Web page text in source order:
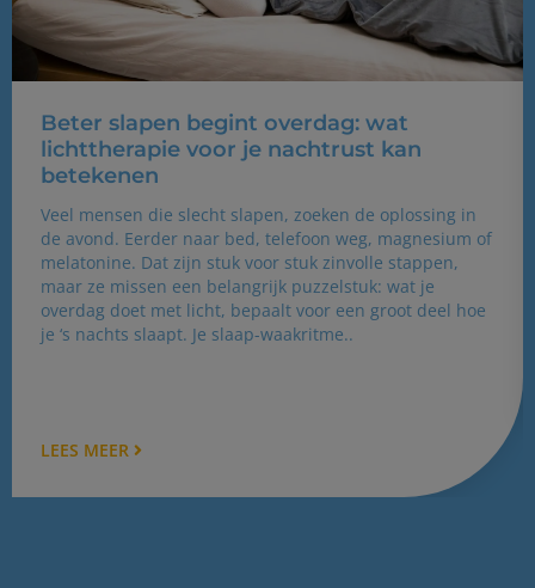
Beter slapen begint overdag: wat
lichttherapie voor je nachtrust kan
betekenen
Veel mensen die slecht slapen, zoeken de oplossing in
de avond. Eerder naar bed, telefoon weg, magnesium of
melatonine. Dat zijn stuk voor stuk zinvolle stappen,
maar ze missen een belangrijk puzzelstuk: wat je
overdag doet met licht, bepaalt voor een groot deel hoe
je ‘s nachts slaapt. Je slaap-waakritme..
LEES MEER